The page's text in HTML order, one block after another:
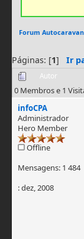
Forum
Páginas: [1] Ir
Autor
0 Membros e 1
infoCPA
Administrador
Hero Member
Offline
Mensagens: 1 484
: dez, 2008